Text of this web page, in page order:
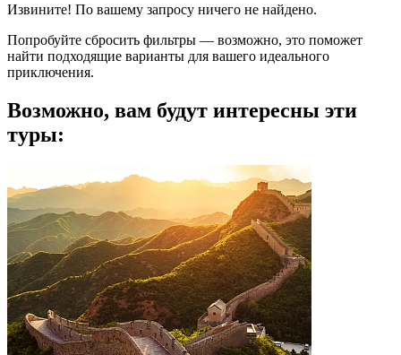
Извините! По вашему запросу ничего не найдено.
Попробуйте сбросить фильтры — возможно, это поможет
найти подходящие варианты для вашего идеального
приключения.
Возможно, вам будут интересны эти
туры: